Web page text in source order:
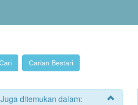
Juga ditemukan dalam: